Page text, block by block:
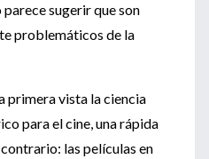
sugerir que son
problemáticos de la
primera vista la ciencia
para el cine, una rápida
las películas en